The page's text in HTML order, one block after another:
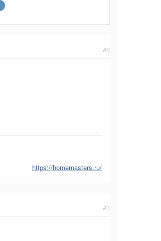
#2
https://homemasters.ru/
#3